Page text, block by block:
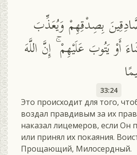
بِصِدْقِهِمْ وَيُعَذِّبَ
أَوْ يَتُوبَ عَلَيْهِمْ ۚ إِنَّ اللَّهَ
33:24
Это происходит для того,
воздал правдивым за их
наказал лицемеров, если Он
или принял их покаяния.
Прощающий, Милосердный.